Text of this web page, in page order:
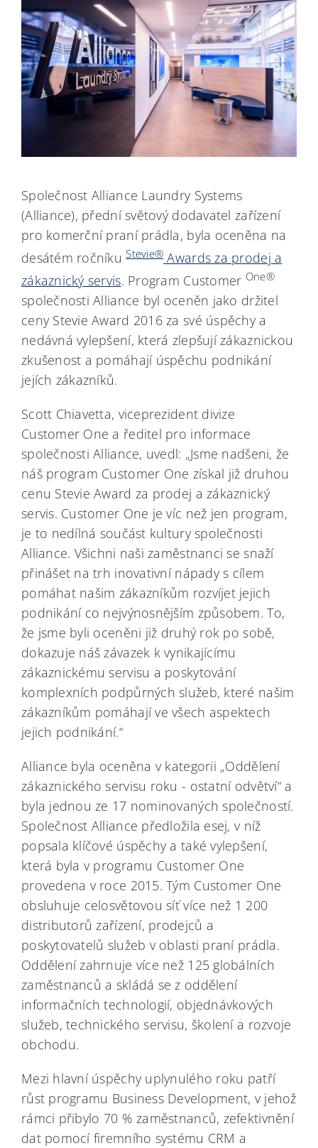
Společnost Alliance Laundry Systems
(Alliance), přední světový dodavatel zařízení
pro komerční praní prádla, byla oceněna na
desátém ročníkuStevie®Awards za prodej a
zákaznický servis. Program Customer One®
společnosti Alliance byl oceněn jako držitel
ceny Stevie Award 2016 za své úspěchy a
nedávná vylepšení, která zlepšují zákaznickou
zkušenost a pomáhají úspěchu podnikání
jejích zákazníků.
Scott Chiavetta, viceprezident divize
Customer One a ředitel pro informace
společnosti Alliance, uvedl: „Jsme nadšeni, že
náš program Customer One získal již druhou
cenu Stevie Award za prodej a zákaznický
servis. Customer One je víc než jen program,
je to nedílná součást kultury společnosti
Alliance. Všichni naši zaměstnanci se snaží
přinášet na trh inovativní nápady s cílem
pomáhat našim zákazníkům rozvíjet jejich
podnikání co nejvýnosnějším způsobem. To,
že jsme byli oceněni již druhý rok po sobě,
dokazuje náš závazek k vynikajícímu
zákaznickému servisu a poskytování
komplexních podpůrných služeb, které našim
zákazníkům pomáhají ve všech aspektech
jejich podnikání.“
Alliance byla oceněna v kategorii „Oddělení
zákaznického servisu roku - ostatní odvětví“ a
byla jednou ze 17 nominovaných společností.
Společnost Alliance předložila esej, v níž
popsala klíčové úspěchy a také vylepšení,
která byla v programu Customer One
provedena v roce 2015. Tým Customer One
obsluhuje celosvětovou síť více než 1 200
distributorů zařízení, prodejců a
poskytovatelů služeb v oblasti praní prádla.
Oddělení zahrnuje více než 125 globálních
zaměstnanců a skládá se z oddělení
informačních technologií, objednávkových
služeb, technického servisu, školení a rozvoje
obchodu.
Mezi hlavní úspěchy uplynulého roku patří
růst programu Business Development, v jehož
rámci přibylo 70 % zaměstnanců, zefektivnění
dat pomocí firemního systému CRM a